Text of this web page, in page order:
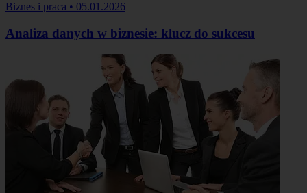
Biznes i praca • 05.01.2026
Analiza danych w biznesie: klucz do sukcesu